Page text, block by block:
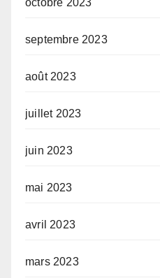
octobre 2023
septembre 2023
août 2023
juillet 2023
juin 2023
mai 2023
avril 2023
mars 2023